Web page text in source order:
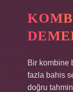
Bir kombine
fazla bahis
doğru